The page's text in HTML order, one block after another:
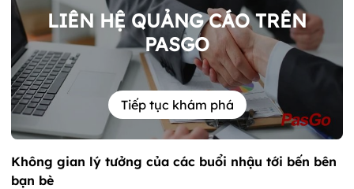
LIÊN HỆ QUẢNG CÁO TRÊN
PASGO
Tiếp tục khám phá
Không gian lý tưởng của các buổi nhậu tới bến bên
bạn bè